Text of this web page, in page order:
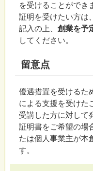
を受けることができ
証明を受けたい方は
記入の上、 創業を予
してください。
留意点
優遇措置を受けるた
による支援を受けた
受講した方に対して
証明書をご希望の場
たは個人事業主が本
す。